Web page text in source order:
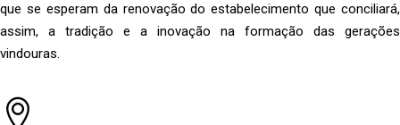
que se esperam da renovação do estabelecimento que conciliará,
assim, a tradição e a inovação na formação das gerações
vindouras.